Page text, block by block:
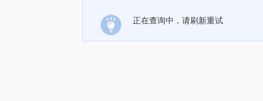
正在查询中，请刷新重试